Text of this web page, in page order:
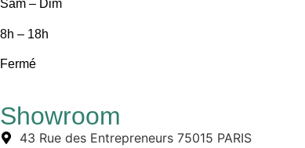
Sam – Dim
8h – 18h
Fermé
Showroom
43 Rue des Entrepreneurs 75015 PARIS